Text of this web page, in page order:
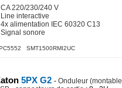
220/230/240 V
interactive
alimentation IEC 60320 C13
sonore
SMT1500RMI2UC
5PX G2 - Onduleur